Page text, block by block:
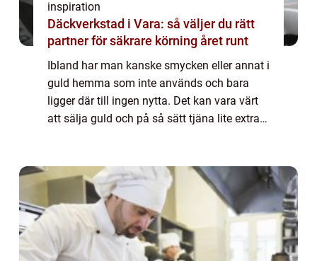
inspiration
Däckverkstad i Vara: så väljer du rätt
partner för säkrare körning året runt
Ibland har man kanske smycken eller annat i
guld hemma som inte används och bara
ligger där till ingen nytta. Det kan vara värt
att sälja guld och på så sätt tjäna lite extra